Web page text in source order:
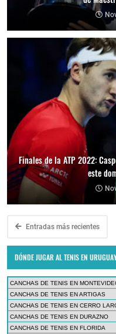
Finales de la ATP 2022:
este
Entradas más recientes
DÓNDE JUGAR AL TENIS EN
CANCHAS DE TENIS EN
CANCHAS DE TENIS EN ARTIGAS
CANCHAS DE TENIS EN CERRO
CANCHAS DE TENIS EN DURAZNO
CANCHAS DE TENIS EN FLORIDA